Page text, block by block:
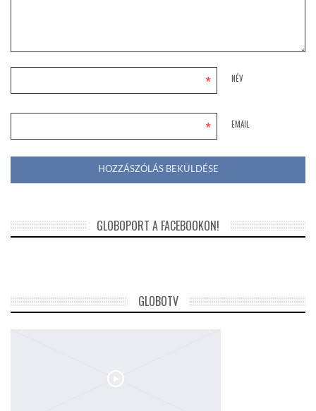
NÉV
*
EMAIL
*
GLOBOPORT A FACEBOOKON!
GLOBOTV